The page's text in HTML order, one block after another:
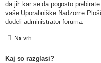
da jih kar se da pogosto
vaše Uporabniške Nadzorne
dodeli administrator foruma.
Na vrh
Kaj so razglasi?